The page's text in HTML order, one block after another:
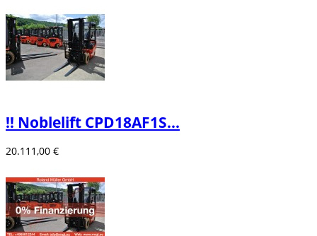
‼️ Noblelift CPD18AF1S...
20.111,00 €